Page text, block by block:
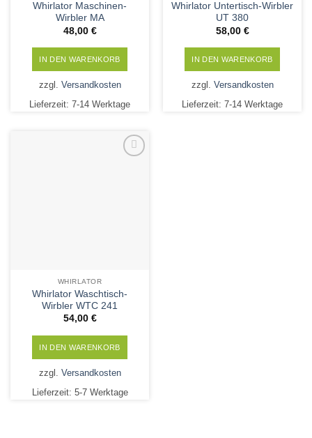
Whirlator Maschinen-
Wirbler MA
48,00 €
IN DEN WARENKORB
zzgl. Versandkosten
Lieferzeit: 7-14 Werktage
Whirlator Untertisch-Wirbler
UT 380
58,00 €
IN DEN WARENKORB
zzgl. Versandkosten
Lieferzeit: 7-14 Werktage
WHIRLATOR
Whirlator Waschtisch-
Wirbler WTC 241
54,00 €
IN DEN WARENKORB
zzgl. Versandkosten
Lieferzeit: 5-7 Werktage